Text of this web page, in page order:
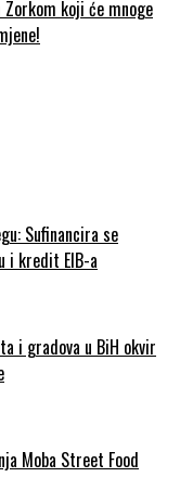
koji će mnoge
Sufinancira se
i kredit EIB-a
i gradova u BiH okvir
Moba Street Food